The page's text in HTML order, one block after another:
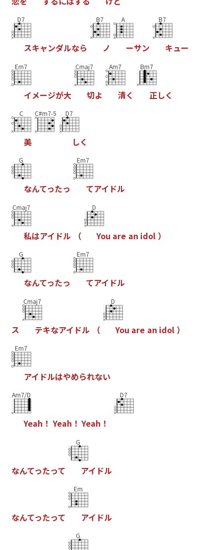
D7
スキャンダルなら
B7
ノ
A
ーサン
B7
キュー
Em7
イメージが大
Cmaj7
切よ
Am7
清く
Bm7
正しく
C
美
C#m7-5 D7
しく
G
なんてったっ
Em7
てアイ ドル
Cmaj7
私はアイ ドル （
D
You are an idol ）
G
なんてったっ
Em7
てアイ ドル
ス
Cmaj7
テキなアイ ドル （
D
You are an idol ）
Em7
アイ ドルはやめられない
Am7/D
Yeah ！ Yeah ！ Yeah ！
D7
なんてったって
G
アイ ドル
なんてったって
Em
アイ ドル
G